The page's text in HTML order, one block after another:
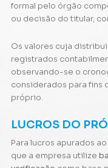
formal pelo órgão
ou decisão do titular,
Os valores cuja
registrados
observando-se o
considerados para fins
próprio.
LUCROS DO
Para lucros apurados
que a empresa utilize